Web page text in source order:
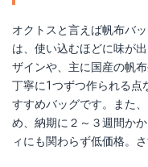
オクトスと言えば帆布バ
は、使い込むほどに味が
ザインや、主に国産の帆
丁寧に1つずつ作られる点
すすめバッグです。また
め、納期に２～３週間か
ィにも関わらず低価格。